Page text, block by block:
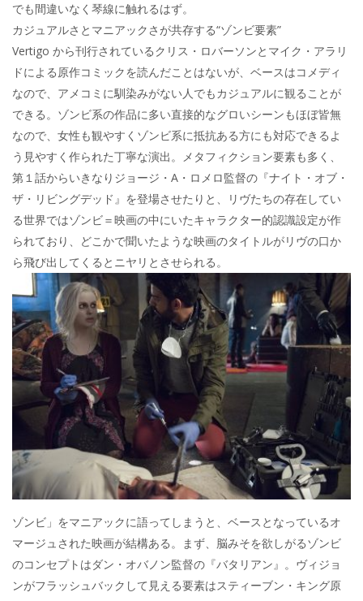
でも間違いなく琴線に触れるはず。
カジュアルさとマニアックさが共存する“ゾンビ要素”
Vertigo から刊行されているクリス・ロバーソンとマイク・アラリ
ドによる原作コミックを読んだことはないが、ベースはコメディ
なので、アメコミに馴染みがない人でもカジュアルに観ることが
できる。ゾンビ系の作品に多い直接的なグロいシーンもほぼ皆無
なので、女性も観やすくゾンビ系に抵抗ある方にも対応できるよ
う見やすく作られた丁寧な演出。メタフィクション要素も多く、
第１話からいきなりジョージ・A・ロメロ監督の『ナイト・オブ・
ザ・リビングデッド』を登場させたりと、リヴたちの存在してい
る世界ではゾンビ＝映画の中にいたキャラクター的認識設定が作
られており、どこかで聞いたような映画のタイトルがリヴの口か
ら飛び出してくるとニヤリとさせられる。
ゾンビ」をマニアックに語ってしまうと、ベースとなっているオ
マージュされた映画が結構ある。まず、脳みそを欲しがるゾンビ
のコンセプトはダン・オバノン監督の『バタリアン』。ヴィジョ
ンがフラッシュバックして見える要素はスティーブン・キング原